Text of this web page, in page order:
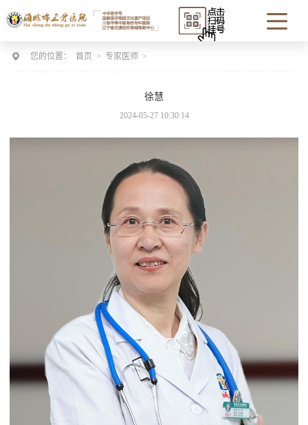
您的位置： 首页 > 专家医师 >
徐慧
2024-05-27 10:30:14